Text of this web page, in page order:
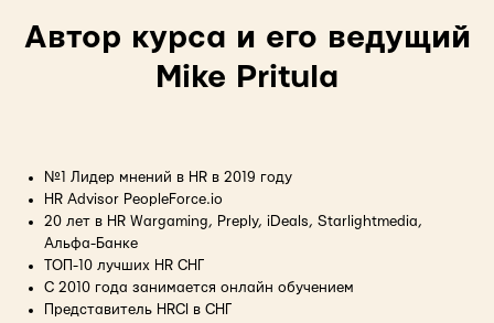
Автор курса и его ведущий
Mike Pritula
№1 Лидер мнений в HR в 2019 году
HR Advisor PeopleForce.io
20 лет в HR Wargaming, Preply, iDeals, Starlightmedia,
Альфа-Банке
ТОП-10 лучших HR СНГ
С 2010 года занимается онлайн обучением
Представитель HRCI в СНГ